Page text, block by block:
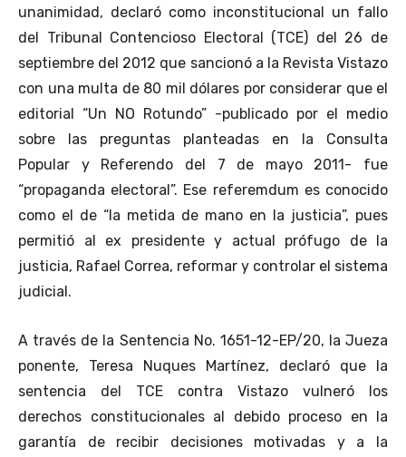
unanimidad, declaró como inconstitucional un fallo
del Tribunal Contencioso Electoral (TCE) del 26 de
septiembre del 2012 que sancionó a la Revista Vistazo
con una multa de 80 mil dólares por considerar que el
editorial “Un NO Rotundo” -publicado por el medio
sobre las preguntas planteadas en la Consulta
Popular y Referendo del 7 de mayo 2011- fue
“propaganda electoral”. Ese referemdum es conocido
como el de “la metida de mano en la justicia”, pues
permitió al ex presidente y actual prófugo de la
justicia, Rafael Correa, reformar y controlar el sistema
judicial.
A través de la Sentencia No. 1651-12-EP/20, la Jueza
ponente, Teresa Nuques Martínez, declaró que la
sentencia del TCE contra Vistazo vulneró los
derechos constitucionales al debido proceso en la
garantía de recibir decisiones motivadas y a la